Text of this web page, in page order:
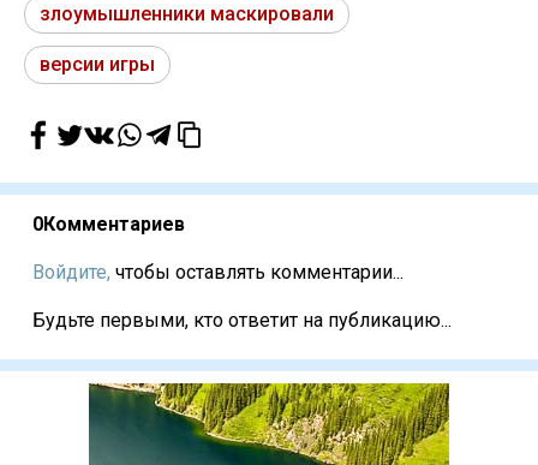
злоумышленники маскировали
версии игры
0Комментариев
Войдите, чтобы оставлять комментарии...
Будьте первыми, кто ответит на публикацию...